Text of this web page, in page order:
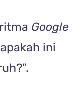
Google
ini